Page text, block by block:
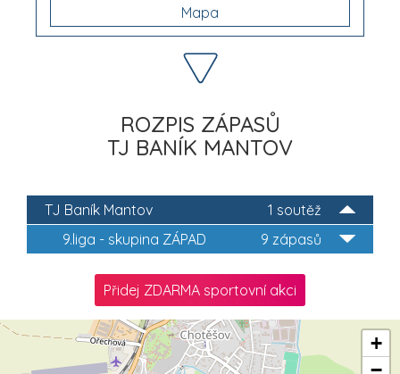
Mapa
ROZPIS ZÁPASŮ
TJ BANÍK MANTOV
1 soutěž
TJ Baník Mantov
9 zápasů
9.liga - skupina ZÁPAD
Přidej ZDARMA sportovní akci
+